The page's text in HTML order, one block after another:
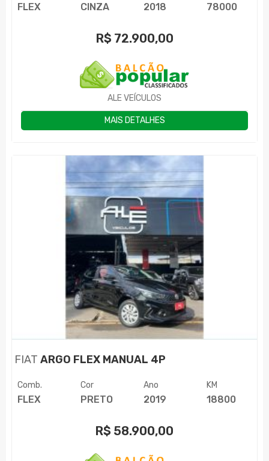
FLEX CINZA 2018 78000
R$ 72.900,00
ALE VEÍCULOS
MAIS DETALHES
FIAT ARGO FLEX MANUAL 4P
Comb.
FLEX
Cor
PRETO
Ano
2019
KM
18800
R$ 58.900,00